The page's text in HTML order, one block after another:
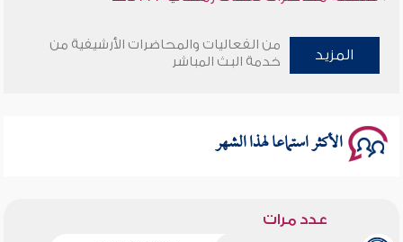
أخلاقنا أصالة ومعاصرة
سلسلة محاضرات نفحات رمضانية 1444هـ
المزيد
من الفعاليات والمحاضرات الأرشيفية من
خدمة البث المباشر
الأكثر استماعا لهذا الشهر
عدد مرات